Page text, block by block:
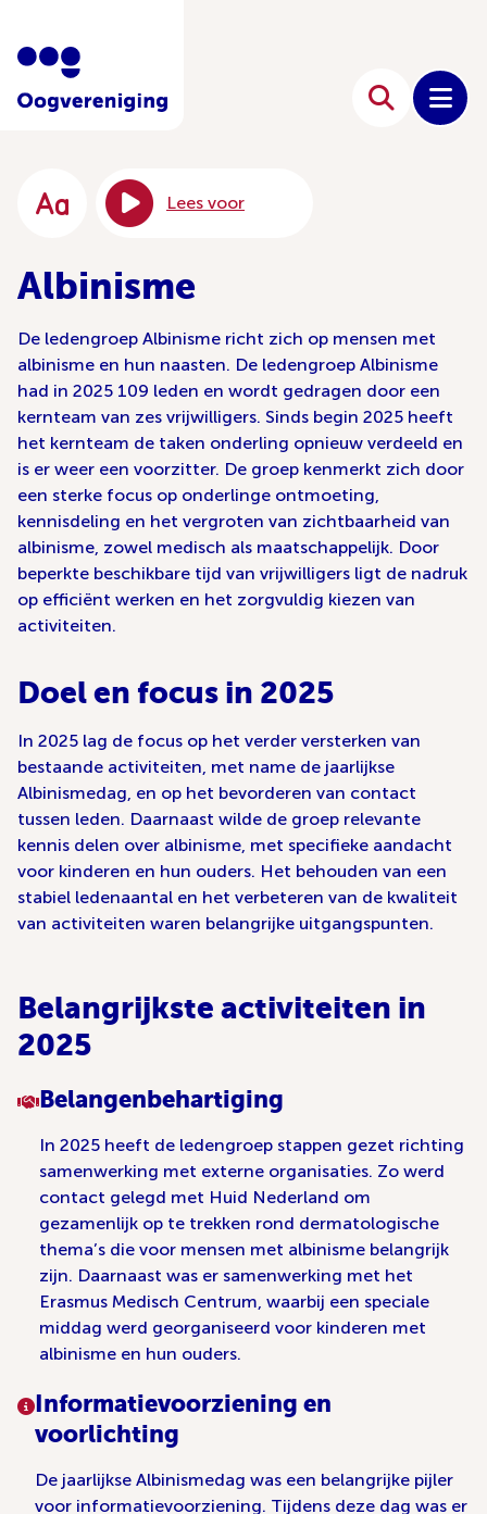
Lees voor
Albinisme
De ledengroep Albinisme richt zich op mensen met
albinisme en hun naasten. De ledengroep Albinisme
had in 2025 109 leden en wordt gedragen door een
kernteam van zes vrijwilligers. Sinds begin 2025 heeft
het kernteam de taken onderling opnieuw verdeeld en
is er weer een voorzitter. De groep kenmerkt zich door
een sterke focus op onderlinge ontmoeting,
kennisdeling en het vergroten van zichtbaarheid van
albinisme, zowel medisch als maatschappelijk. Door
beperkte beschikbare tijd van vrijwilligers ligt de nadruk
op efficiënt werken en het zorgvuldig kiezen van
activiteiten.
Doel en focus in 2025
In 2025 lag de focus op het verder versterken van
bestaande activiteiten, met name de jaarlijkse
Albinismedag, en op het bevorderen van contact
tussen leden. Daarnaast wilde de groep relevante
kennis delen over albinisme, met specifieke aandacht
voor kinderen en hun ouders. Het behouden van een
stabiel ledenaantal en het verbeteren van de kwaliteit
van activiteiten waren belangrijke uitgangspunten.
Belangrijkste activiteiten in
2025
Belangenbehartiging
In 2025 heeft de ledengroep stappen gezet richting
samenwerking met externe organisaties. Zo werd
contact gelegd met Huid Nederland om
gezamenlijk op te trekken rond dermatologische
thema’s die voor mensen met albinisme belangrijk
zijn. Daarnaast was er samenwerking met het
Erasmus Medisch Centrum, waarbij een speciale
middag werd georganiseerd voor kinderen met
albinisme en hun ouders.
Informatievoorziening en
voorlichting
De jaarlijkse Albinismedag was een belangrijke pijler
voor informatievoorziening. Tijdens deze dag was er